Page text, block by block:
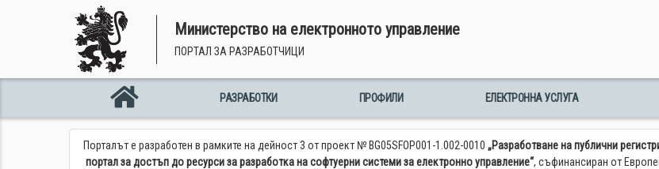
Министерство на електронното управление
Портал за разработчици
РАЗРАБОТКИ ПРОФИЛИ ЕЛЕКТРОННА УСЛУГА
Порталът е разработен в рамките на дейност 3 от проект № BG05SFOP001-1.002-0010 „Разработване на публични
портал за достъп до ресурси за разработка на софтуерни системи за електронно управление“, съфинансиран от